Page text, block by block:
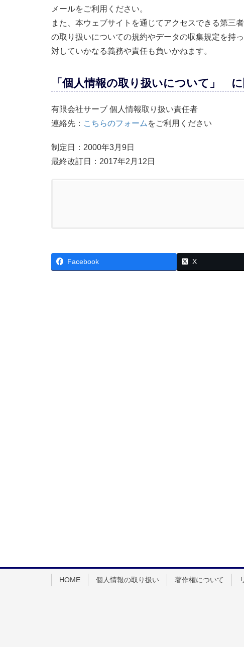
メールをご利用ください。
また、本ウェブサイトを通じてアクセスできる第三
の取り扱いについての規約やデータの収集規定を持
対していかなる義務や責任も負いかねます。
「個人情報の取り扱いについて」
有限会社サーブ 個人情報取り扱い責任者
連絡先： こちらのフォームをご利用ください
制定日：2000年3月9日
最終改訂日：2017年2月12日
Facebook X
HOME 個人情報の取り扱い 著作権について